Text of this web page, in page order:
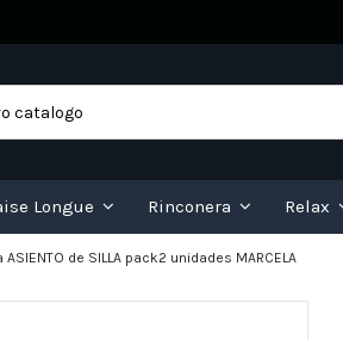
Longue Rinconera Relax
de SILLA pack2 unidades MARCELA